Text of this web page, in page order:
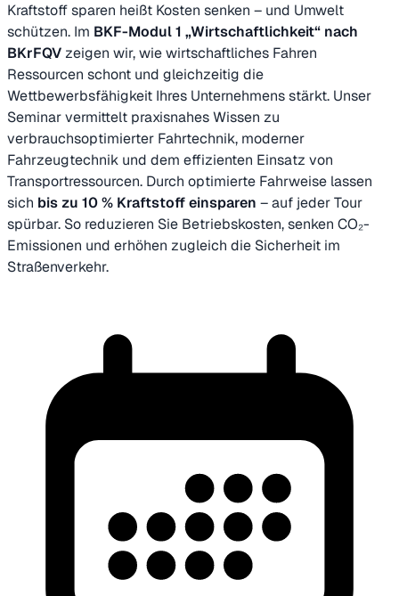
Kraftstoff sparen heißt Kosten senken – und Umwelt
schützen. Im BKF-Modul 1 „Wirtschaftlichkeit“ nach
BKrFQV zeigen wir, wie wirtschaftliches Fahren
Ressourcen schont und gleichzeitig die
Wettbewerbsfähigkeit Ihres Unternehmens stärkt. Unser
Seminar vermittelt praxisnahes Wissen zu
verbrauchsoptimierter Fahrtechnik, moderner
Fahrzeugtechnik und dem effizienten Einsatz von
Transportressourcen. Durch optimierte Fahrweise lassen
sich bis zu 10 % Kraftstoff einsparen – auf jeder Tour
spürbar. So reduzieren Sie Betriebskosten, senken CO₂-
Emissionen und erhöhen zugleich die Sicherheit im
Straßenverkehr.